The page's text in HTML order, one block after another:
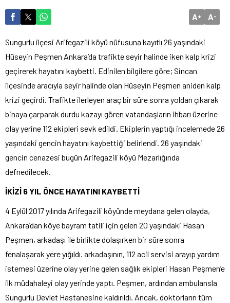
A+ A-
Sungurlu ilçesi Arifegazili köyü nüfusuna kayıtlı 26 yaşındaki
Hüseyin Peşmen Ankara’da trafikte seyir halinde iken kalp krizi
geçirerek hayatını kaybetti. Edinilen bilgilere göre; Sincan
ilçesinde aracıyla seyir halinde olan Hüseyin Peşmen aniden kalp
krizi geçirdi. Trafikte ilerleyen araç bir süre sonra yoldan çıkarak
binaya çarparak durdu kazayı gören vatandaşların ihbarı üzerine
olay yerine 112 ekipleri sevk edildi. Ekiplerin yaptığı incelemede 26
yaşındaki gencin hayatını kaybettiği belirlendi. 26 yaşındaki
gencin cenazesi bugün Arifegazili köyü Mezarlığında
defnedilecek.
İKİZİ 6 YIL ÖNCE HAYATINI KAYBETTİ
4 Eylül 2017 yılında Arifegazili köyünde meydana gelen olayda,
Ankara’dan köye bayram tatili için gelen 20 yaşındaki Hasan
Peşmen, arkadaşı ile birlikte dolaşırken bir süre sonra
fenalaşarak yere yığıldı. arkadaşının, 112 acil servisi arayıp yardım
istemesi üzerine olay yerine gelen sağlık ekipleri Hasan Peşmen’e
ilk müdahaleyi olay yerinde yaptı. Peşmen, ardından ambulansla
Sungurlu Devlet Hastanesine kaldırıldı. Ancak, doktorların tüm